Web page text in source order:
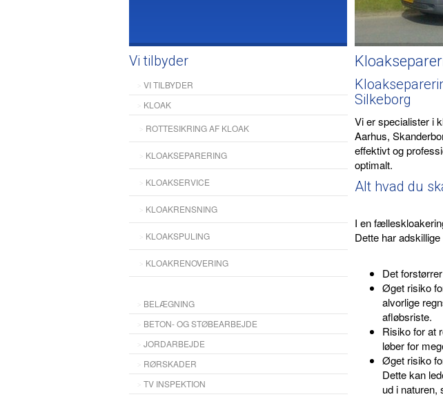
Vi tilbyder
VI TILBYDER
KLOAK
ROTTESIKRING AF KLOAK
KLOAKSEPARERING
KLOAKSERVICE
KLOAKRENSNING
KLOAKSPULING
KLOAKRENOVERING
BELÆGNING
BETON- OG STØBEARBEJDE
JORDARBEJDE
RØRSKADER
TV INSPEKTION
Silkeborg
Vi er specialister i
Aarhus,
effektivt og
optimalt.
Alt hvad du
I en
Dette har
Det
Øget risiko
alvorlige
afløbsriste.
Risiko for at
løber for
Øget risiko
Dette kan
ud i naturen,